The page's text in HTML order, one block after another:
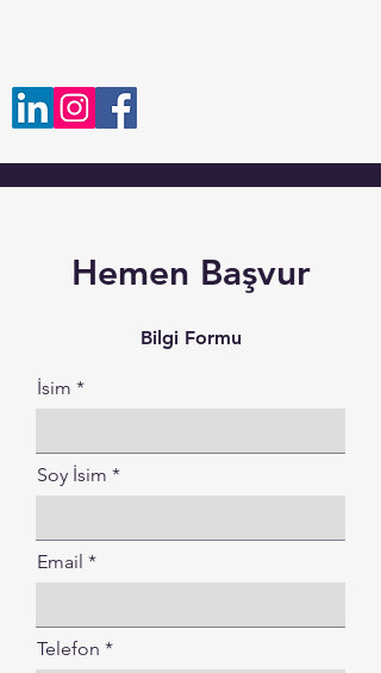
Hemen Başvur
Bilgi Formu
İsim
Soy İsim
Email
Telefon